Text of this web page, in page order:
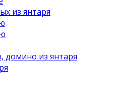
из янтаря
из янтаря